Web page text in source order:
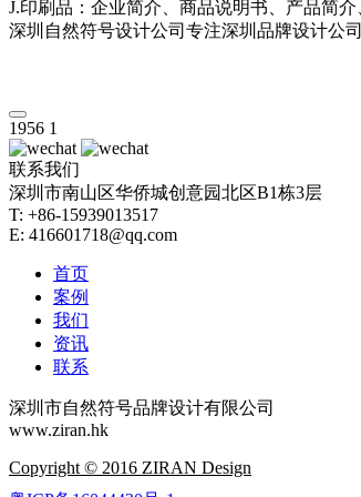
J.印刷品：企业简介、商品说明书、产品简介
深圳自然符号设计公司专注深圳品牌设计公司
1956 1
联系我们
深圳市南山区华侨城创意园北区B1栋3层
T: +86-15939013517
E: 416601718@qq.com
首页
案例
我们
资讯
联系
深圳市自然符号品牌设计有限公司
www.ziran.hk
Copyright © 2016 ZIRAN Design